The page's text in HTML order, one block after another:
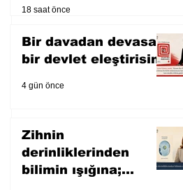
18 saat önce
Bir davadan devasa
bir devlet eleştirisine
4 gün önce
Zihnin
derinliklerinden
bilimin ışığına;